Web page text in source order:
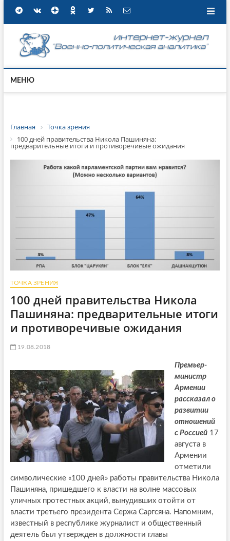
МЕНЮ
Главная
Точка зрения
100 дней правительства Никола Пашиняна:
предварительные итоги и противоречивые ожидания
ТОЧКА ЗРЕНИЯ
100 дней правительства Никола
Пашиняна: предварительные итоги
и противоречивые ожидания
19.08.2018
Премьер-
министр
Армении
рассказал о
развитии
отношений
с Россией17
августа в
Армении
отметили
символические «100 дней» работы правительства Никола
Пашиняна, пришедшего к власти на волне массовых
уличных протестных акций, вынудивших отойти от
власти третьего президента Сержа Саргсяна. Напомним,
известный в республике журналист и общественный
деятель был утвержден в должности главы